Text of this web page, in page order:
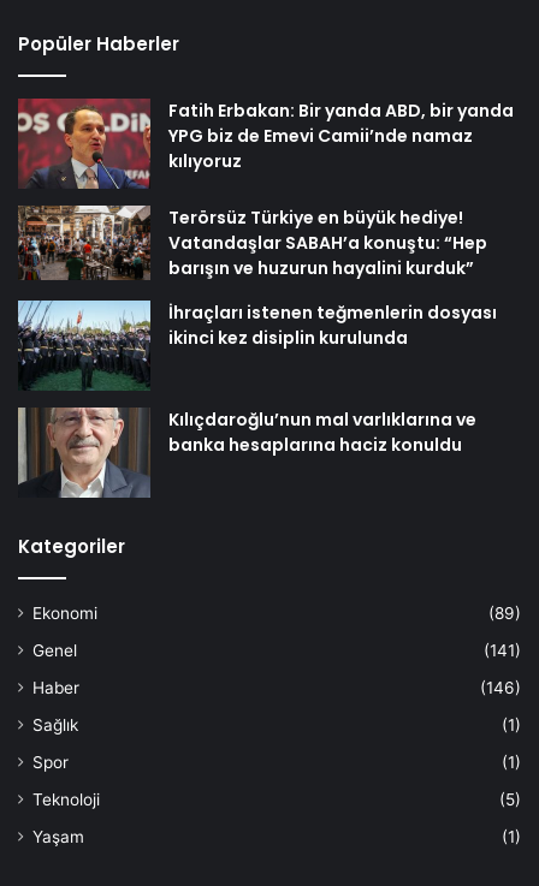
Popüler Haberler
Fatih Erbakan: Bir yanda ABD, bir yanda
YPG biz de Emevi Camii’nde namaz
kılıyoruz
Terörsüz Türkiye en büyük hediye!
Vatandaşlar SABAH’a konuştu: “Hep
barışın ve huzurun hayalini kurduk”
İhraçları istenen teğmenlerin dosyası
ikinci kez disiplin kurulunda
Kılıçdaroğlu’nun mal varlıklarına ve
banka hesaplarına haciz konuldu
Kategoriler
Ekonomi
(89)
Genel
(141)
Haber
(146)
Sağlık
(1)
Spor
(1)
Teknoloji
(5)
Yaşam
(1)